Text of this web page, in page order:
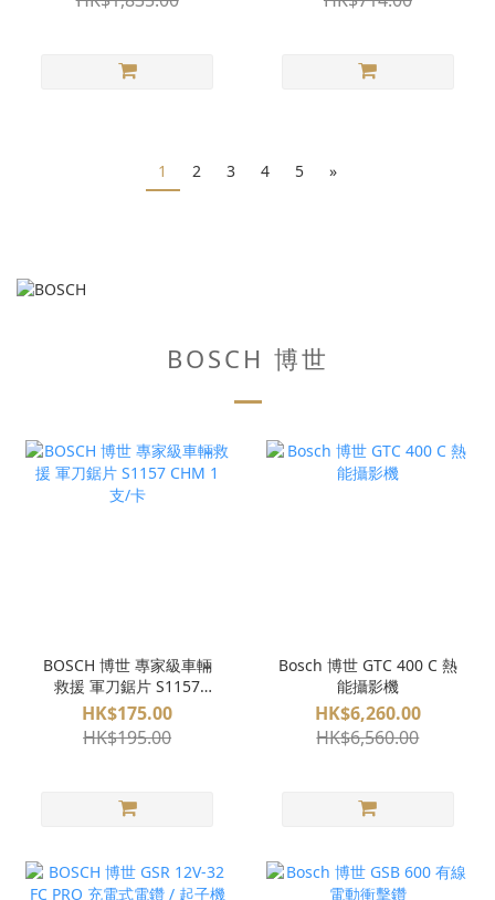
1 2 3 4 5 »
BOSCH 博世
BOSCH 博世 專家級車輛
救援 軍刀鋸片 S1157
CHM 1支/卡
HK$175.00
HK$195.00
Bosch 博世 GTC 400 C 熱
能攝影機
HK$6,260.00
HK$6,560.00